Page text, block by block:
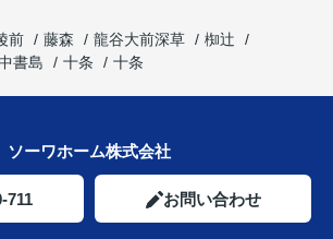
前 藤森 龍谷大前深草
椥辻
書島 十条 十条
ソーワホーム株式会社
711 お問い合わせ